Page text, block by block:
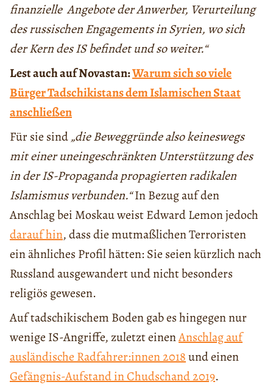
finanzielle Angebote der Anwerber, Verurteilung
des russischen Engagements in Syrien, wo sich
der Kern des IS befindet und so weiter.“
Lest auch auf Novastan:Warum sich so viele
Bürger Tadschikistans dem Islamischen Staat
anschließen
Für sie sind„die Beweggründe also keineswegs
mit einer uneingeschränkten Unterstützung des
in der IS-Propaganda propagierten radikalen
Islamismus verbunden.“In Bezug auf den
Anschlag bei Moskau weist Edward Lemon jedoch
darauf hin, dass die mutmaßlichen Terroristen
ein ähnliches Profil hätten: Sie seien kürzlich nach
Russland ausgewandert und nicht besonders
religiös gewesen.
Auf tadschikischem Boden gab es hingegen nur
wenige IS-Angriffe, zuletzt einenAnschlag auf
ausländische Radfahrer:innen 2018und einen
Gefängnis-Aufstand in Chudschand 2019.